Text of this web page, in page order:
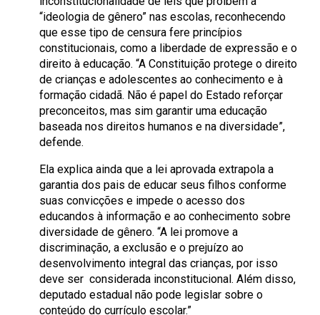
“ideologia de gênero” nas escolas, reconhecendo
que esse tipo de censura fere princípios
constitucionais, como a liberdade de expressão e o
direito à educação. “A Constituição protege o direito
de crianças e adolescentes ao conhecimento e à
formação cidadã. Não é papel do Estado reforçar
preconceitos, mas sim garantir uma educação
baseada nos direitos humanos e na diversidade”,
defende.
Ela explica ainda que a lei aprovada extrapola a
garantia dos pais de educar seus filhos conforme
suas convicções e impede o acesso dos
educandos à informação e ao conhecimento sobre
diversidade de gênero. “A lei promove a
discriminação, a exclusão e o prejuízo ao
desenvolvimento integral das crianças, por isso
deve ser considerada inconstitucional. Além disso,
deputado estadual não pode legislar sobre o
conteúdo do currículo escolar.”